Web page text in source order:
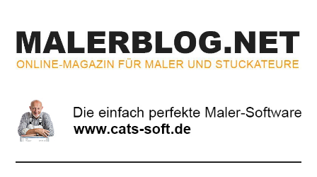
springen
secondary
menu
springen
springen
Magazin
für
Maler
und